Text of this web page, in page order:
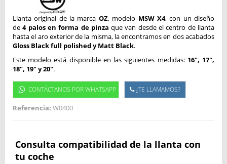
Llanta original de la marca OZ, modelo MSW X4, con un diseño
de4 palos en forma de pinza que van desde el centro de llanta
hasta el aro exterior de la misma, la encontramos en dos acabados
Gloss Black full polished y Matt Black.
Este modelo está disponible en las siguientes medidas: 16", 17",
18", 19" y 20".
CONTÁCTANOS POR WHATSAPP ¿TE LLAMAMOS?
Referencia: W0400
Consulta compatibilidad de la llanta con
tu coche